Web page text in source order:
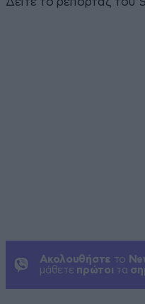
Ακολουθήστε το
μάθετε πρώτοι τα